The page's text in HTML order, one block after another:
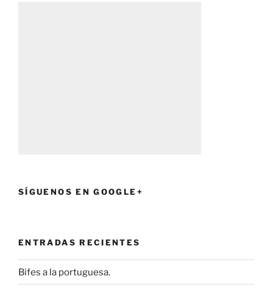
SÍGUENOS EN GOOGLE+
ENTRADAS RECIENTES
Bifes a la portuguesa.